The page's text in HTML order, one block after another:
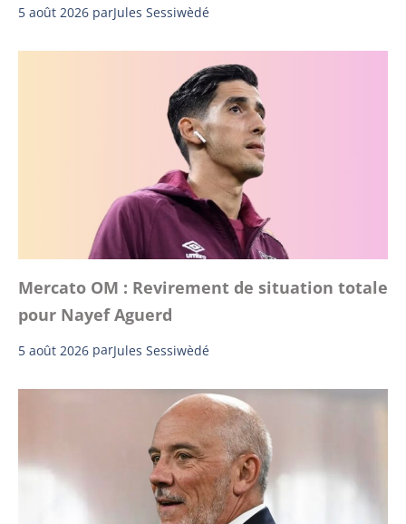
5 août 2026 parJules Sessiwèdé
Mercato OM : Revirement de situation totale
pour Nayef Aguerd
5 août 2026 parJules Sessiwèdé